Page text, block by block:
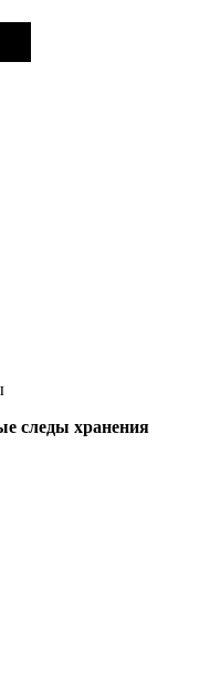
следы хранения